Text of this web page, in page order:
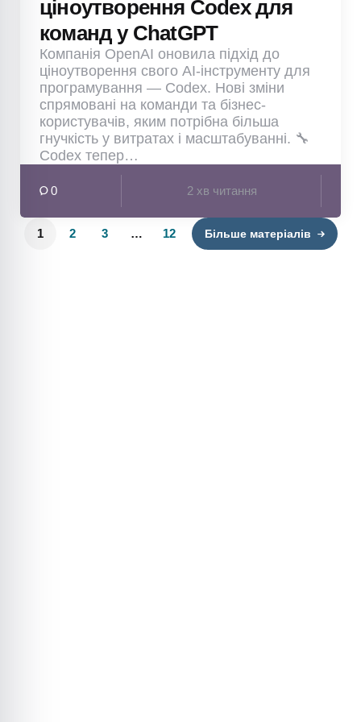
ціноутворення Codex для
команд у ChatGPT
Компанія OpenAI оновила підхід до
ціноутворення свого AI-інструменту для
програмування — Codex. Нові зміни
спрямовані на команди та бізнес-
користувачів, яким потрібна більша
гнучкість у витратах і масштабуванні. 🔧
Codex тепер…
0 2 хв читання
1 2 3 … 12 Більше матеріалів